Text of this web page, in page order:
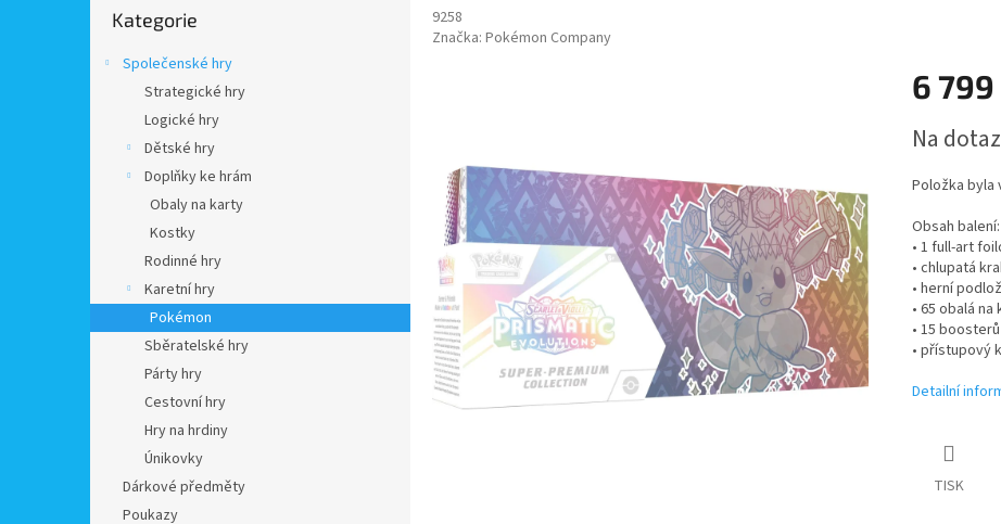
kategorie
Kategorie
Společenské hry
Strategické hry
Logické hry
Dětské hry
Doplňky ke hrám
Obaly na karty
Kostky
Rodinné hry
Karetní hry
Pokémon
Sběratelské hry
Párty hry
Cestovní hry
Hry na hrdiny
Únikovky
Dárkové předměty
Poukazy
9258
Značka: Pokémon Company
6 799
cena:
Na dotaz
Položka
Obsah balení:
• 1 full-art
• chlupatá
• herní
• 65 obalá
• 15
• přístupový
Detailní
TISK